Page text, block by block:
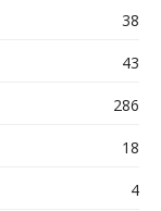
38
43
286
18
4